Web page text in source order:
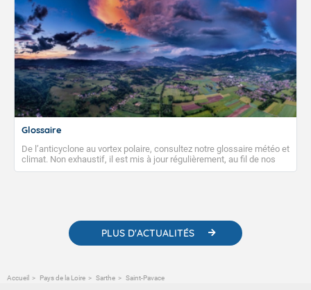
Glossaire
De l’anticyclone au vortex polaire, consultez notre glossaire météo et
climat. Non exhaustif, il est mis à jour régulièrement, au fil de nos
publications. Vous y trouverez également des liens utiles vers nos
PLUS D'ACTUALITÉS
Accueil Pays de la Loire Sarthe Saint-Pavace